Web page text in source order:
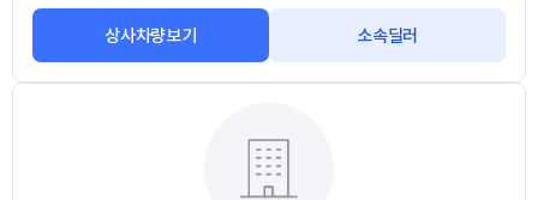
상사차량보기 소속딜러